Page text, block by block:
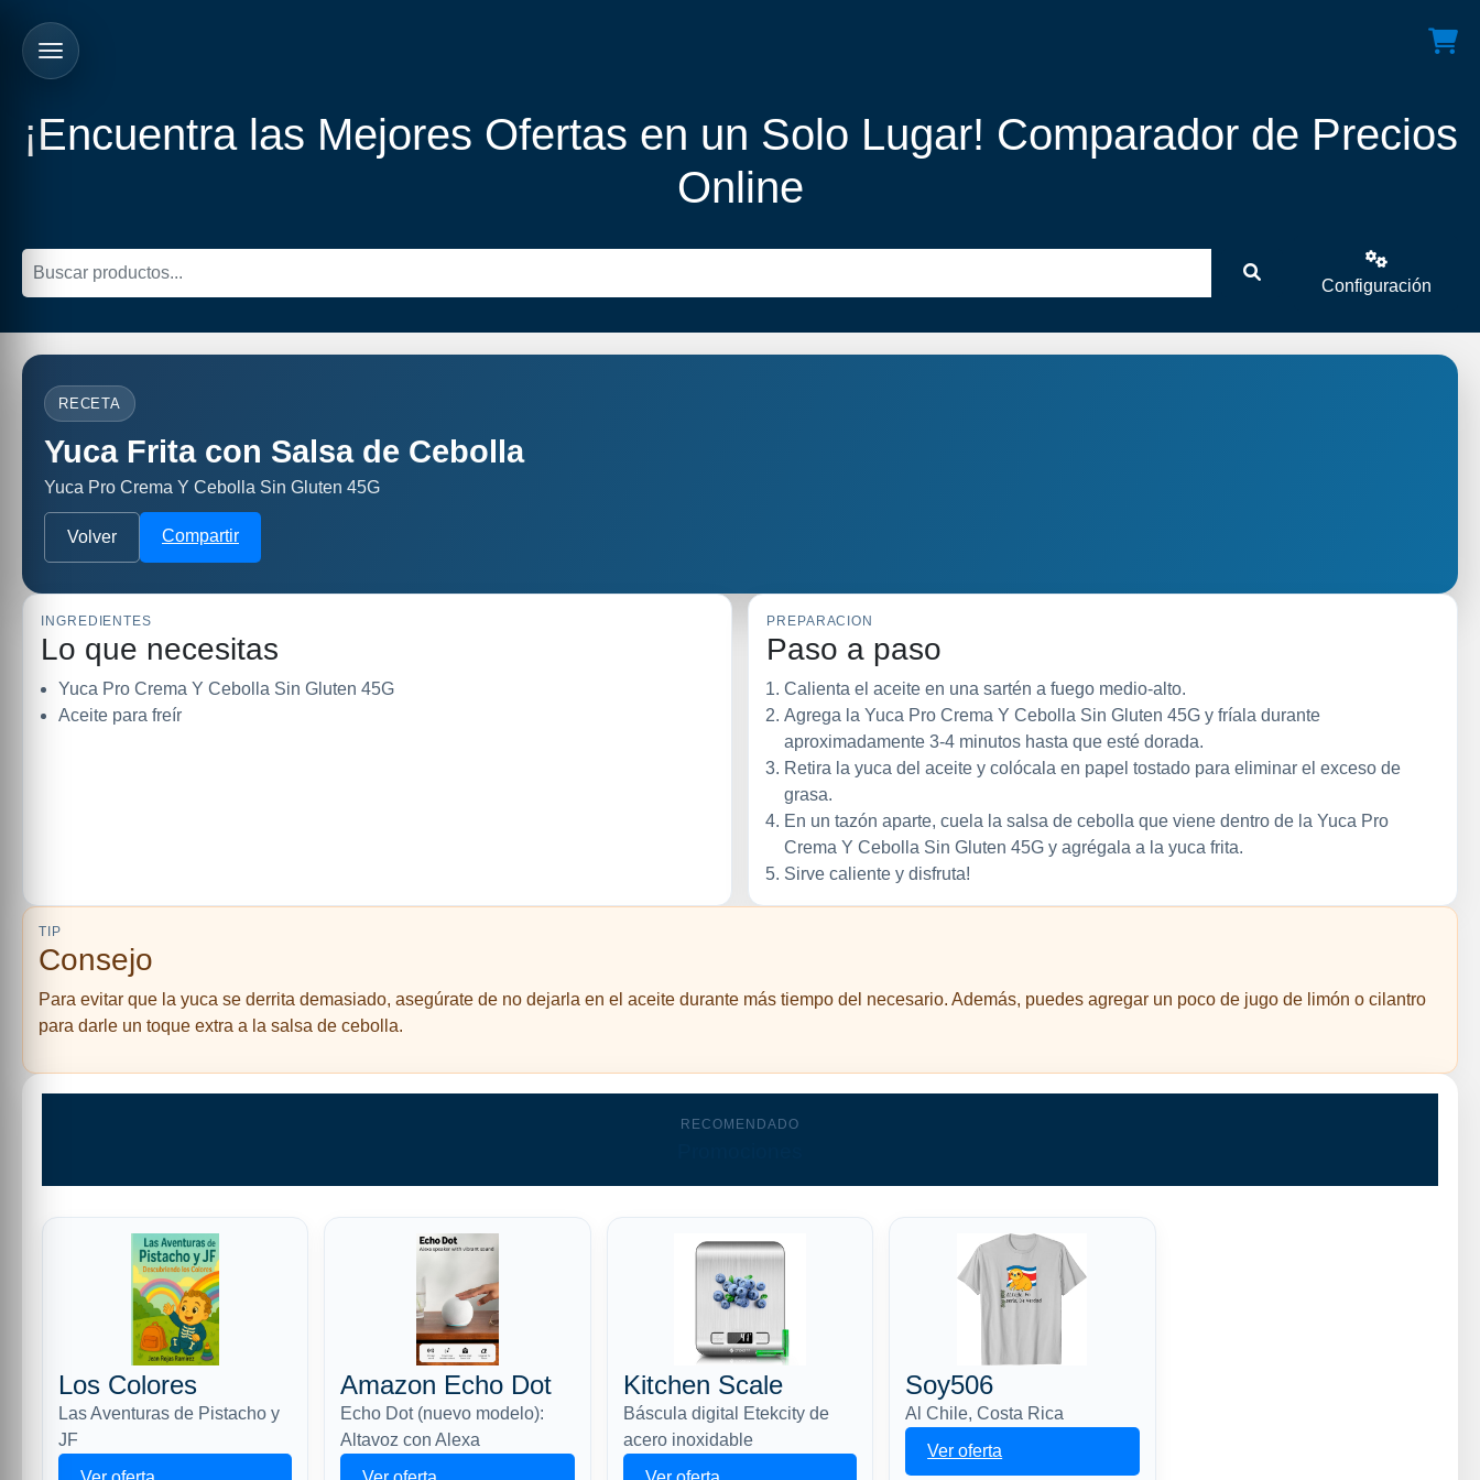
¡Encuentra las Mejores Ofertas en un Solo Lugar! Comparador de Precios
Online
Configuración
RECETA
Yuca Frita con Salsa de Cebolla
Yuca Pro Crema Y Cebolla Sin Gluten 45G
Volver Compartir
INGREDIENTES
Lo que necesitas
Yuca Pro Crema Y Cebolla Sin Gluten 45G
Aceite para freír
PREPARACION
Paso a paso
Calienta el aceite en una sartén a fuego medio-alto.
Agrega la Yuca Pro Crema Y Cebolla Sin Gluten 45G y fríala durante
aproximadamente 3-4 minutos hasta que esté dorada.
Retira la yuca del aceite y colócala en papel tostado para eliminar el exceso de
grasa.
En un tazón aparte, cuela la salsa de cebolla que viene dentro de la Yuca Pro
Crema Y Cebolla Sin Gluten 45G y agrégala a la yuca frita.
Sirve caliente y disfruta!
TIP
Consejo
Para evitar que la yuca se derrita demasiado, asegúrate de no dejarla en el aceite durante más tiempo del necesario. Además, puedes agregar un poco de jugo de limón o cilantro
para darle un toque extra a la salsa de cebolla.
RECOMENDADO
Los Colores
Las Aventuras de Pistacho y
JF
Amazon Echo Dot
Echo Dot (nuevo modelo):
Altavoz con Alexa
Kitchen Scale
Báscula digital Etekcity de
acero inoxidable
Soy506
Al Chile, Costa Rica
Ver oferta